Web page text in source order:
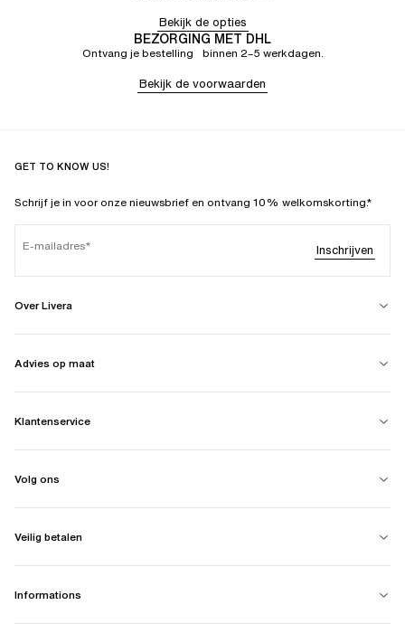
Bekijk de opties
BEZORGING MET DHL
Ontvang je bestelling binnen 2–5 werkdagen.
Bekijk de voorwaarden
GET TO KNOW US!
Schrijf je in voor onze nieuwsbrief en ontvang 10% welkomskorting.*
E-mailadres Inschrijven
Over Livera
Advies op maat
Klantenservice
Volg ons
Veilig betalen
Informations